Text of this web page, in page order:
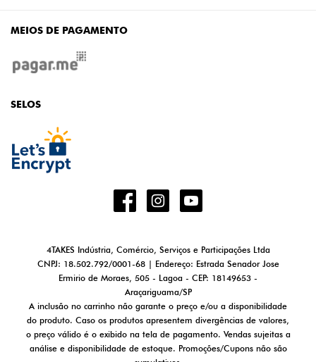
MEIOS DE PAGAMENTO
SELOS
4TAKES Indústria, Comércio, Serviços e Participações Ltda
CNPJ: 18.502.792/0001-68 | Endereço: Estrada Senador Jose
Ermirio de Moraes, 505 - Lagoa - CEP: 18149653 -
Araçariguama/SP
A inclusão no carrinho não garante o preço e/ou a disponibilidade
do produto. Caso os produtos apresentem divergências de valores,
o preço válido é o exibido na tela de pagamento. Vendas sujeitas a
análise e disponibilidade de estoque. Promoções/Cupons não são